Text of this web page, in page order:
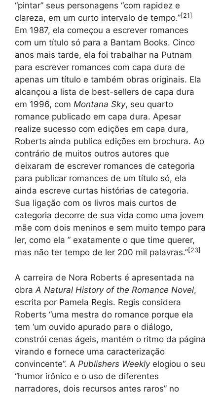
“pintar” seus personagens “com rapidez e
clareza, em um curto intervalo de tempo.”[21]
Em 1987, ela começou a escrever romances
com um título só para a Bantam Books. Cinco
anos mais tarde, ela foi trabalhar na Putnam
para escrever romances com capa dura de
apenas um título e também obras originais. Ela
alcançou a lista de best-sellers de capa dura
em 1996, com Montana Sky, seu quarto
romance publicado em capa dura. Apesar
realize sucesso com edições em capa dura,
Roberts ainda publica edições em brochura. Ao
contrário de muitos outros autores que
deixaram de escrever romances de categoria
para publicar romances de um título só, ela
ainda escreve curtas histórias de categoria.
Sua ligação com os livros mais curtos de
categoria decorre de sua vida como uma jovem
mãe com dois meninos e sem muito tempo para
ler, como ela ” exatamente o que time querer,
mas não ter tempo de ler 200 mil palavras.”[23]
A carreira de Nora Roberts é apresentada na
obra A Natural History of the Romance Novel,
escrita por Pamela Regis. Regis considera
Roberts “uma mestra do romance porque ela
tem ‘um ouvido apurado para o diálogo,
constrói cenas ágeis, mantém o ritmo da página
virando e fornece uma caracterização
convincente”. A Publishers Weeklyelogiou o seu
“humor irônico e o uso de diferentes
narradores, dois recursos antes raros” no